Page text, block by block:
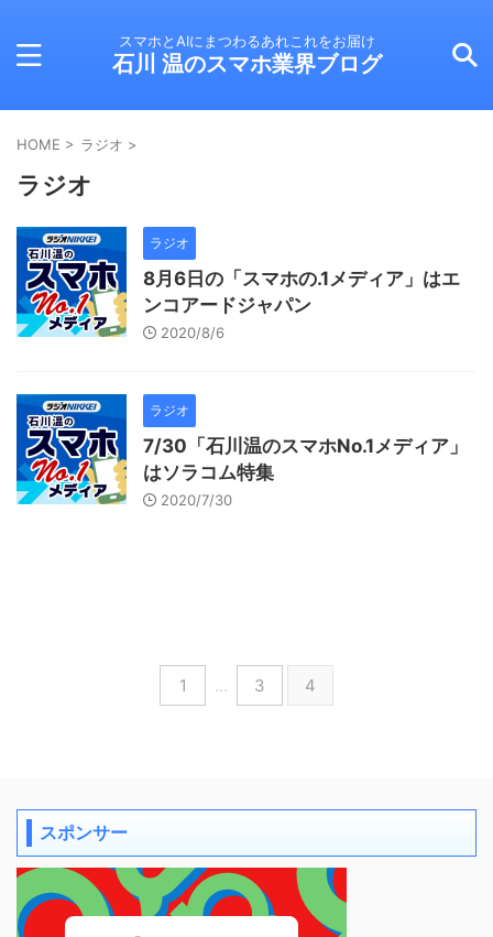
スマホとAIにまつわるあれこれをお届け
石川 温のスマホ業界ブログ
HOME > ラジオ >
ラジオ
ラジオ
8月6日の「スマホの.1メディア」はエ
ンコアードジャパン
2020/8/6
ラジオ
7/30「石川温のスマホNo.1メディア」
はソラコム特集
2020/7/30
1 … 3 4
スポンサー